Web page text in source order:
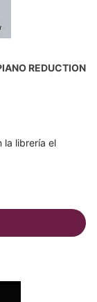
REDUCTION
la librería el